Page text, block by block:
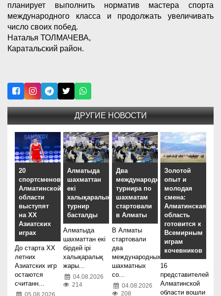
планирует выполнить норматив мастера спорта
международного класса и продолжать увеличивать
число своих побед.
Наталья ТОЛМАЧЕВА,
Каратальский район.
ДРУГИЕ НОВОСТИ
20
спортсменов
Алматинской
области
выступят
на XX
Азиатских
играх
До старта XX
летних
Азиатских игр
остаются
считанн...
05.08.2026
Алматыда
шахматтан
екі
халықаралық
турнир
басталды
Алматыда
шахматтан екі
бірдей ірі
халықаралық
жары...
04.08.2026
214
Два
международных
турнира по
шахматам
стартовали
в Алматы
В Алматы
стартовали
два
международных
шахматных
со...
04.08.2026
208
Золотой
опыт и
молодая
смена:
Алматинская
область
готовится к
Всемирным
играм
кочевников
16
представителей
Алматинской
области вошли